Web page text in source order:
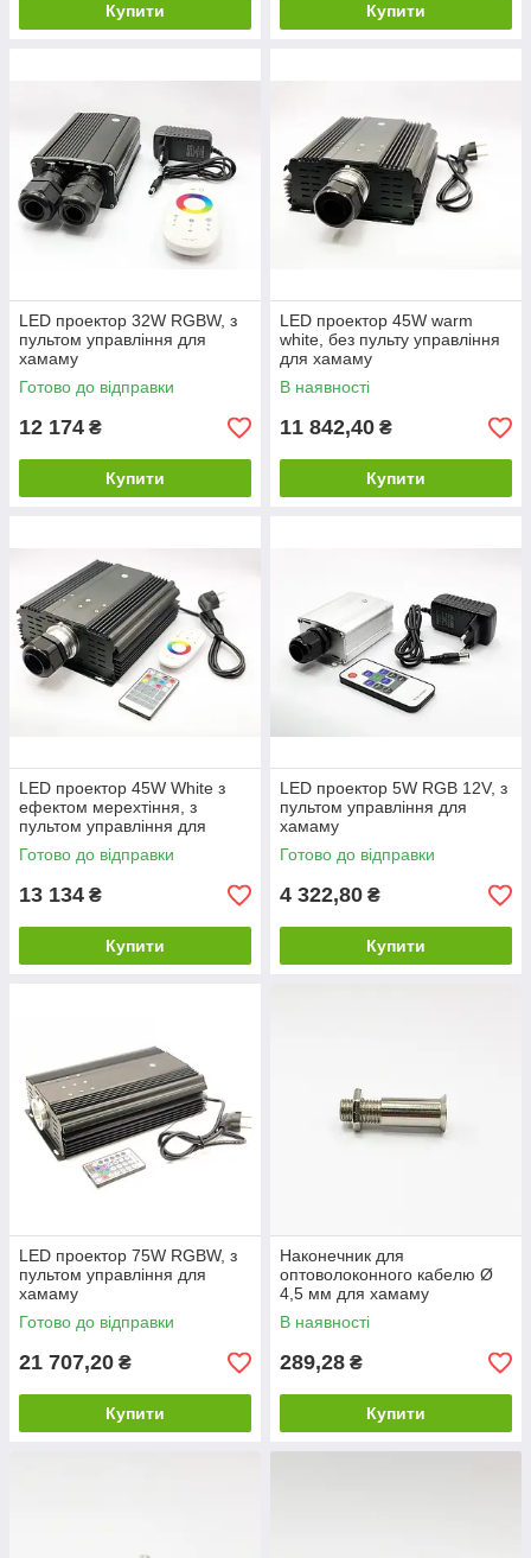
Купити Купити
LED проектор 32W RGBW, з
пультом управління для
хамаму
Готово до відправки
12 174 ₴
Купити
LED проектор 45W warm
white, без пульту управління
для хамаму
В наявності
11 842,40 ₴
Купити
LED проектор 45W White з
ефектом мерехтіння, з
пультом управління для
хамаму
Готово до відправки
13 134 ₴
Купити
LED проектор 5W RGB 12V, з
пультом управління для
хамаму
Готово до відправки
4 322,80 ₴
Купити
LED проектор 75W RGBW, з
пультом управління для
хамаму
Готово до відправки
21 707,20 ₴
Купити
Наконечник для
оптоволоконного кабелю Ø
4,5 мм для хамаму
В наявності
289,28 ₴
Купити